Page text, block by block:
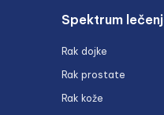
Spektrum
Rak dojke
Rak prostate
Rak kože